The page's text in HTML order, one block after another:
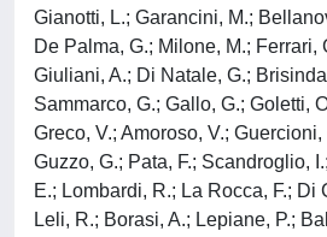
Gianotti, L.; Garancini, M.;
De Palma, G.; Milone, M.; Ferrari,
Giuliani, A.; Di Natale, G.;
Sammarco, G.; Gallo, G.; Goletti,
Greco, V.; Amoroso, V.;
Guzzo, G.; Pata, F.; Scandroglio,
E.; Lombardi, R.; La Rocca, F.; Di
Leli, R.; Borasi, A.; Lepiane, P.;